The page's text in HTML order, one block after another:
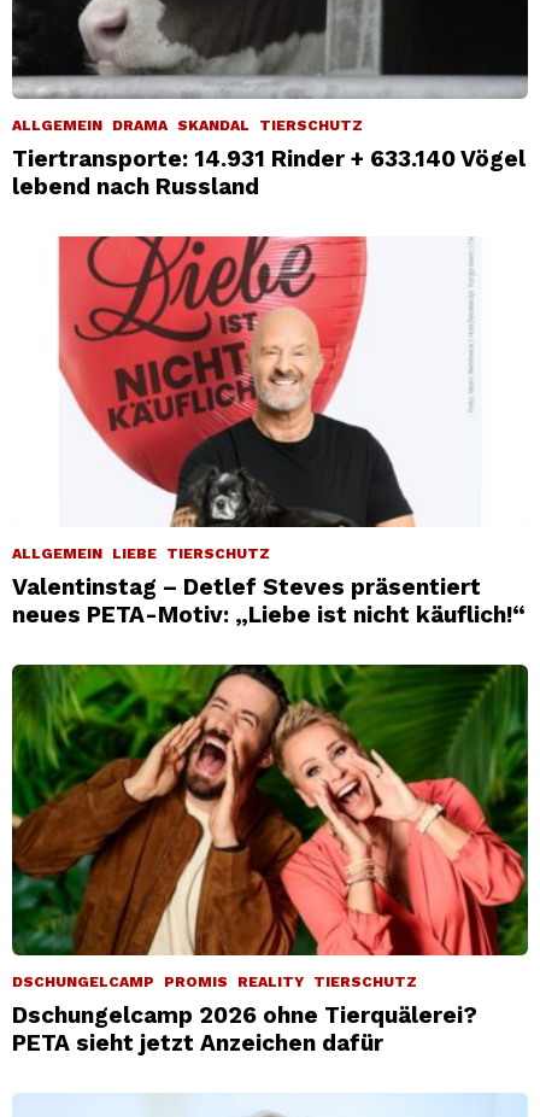
ALLGEMEIN DRAMA SKANDAL TIERSCHUTZ
Tiertransporte: 14.931 Rinder + 633.140 Vögel
lebend nach Russland
ALLGEMEIN LIEBE TIERSCHUTZ
Valentinstag – Detlef Steves präsentiert
neues PETA-Motiv: „Liebe ist nicht käuflich!“
DSCHUNGELCAMP PROMIS REALITY TIERSCHUTZ
Dschungelcamp 2026 ohne Tierquälerei?
PETA sieht jetzt Anzeichen dafür